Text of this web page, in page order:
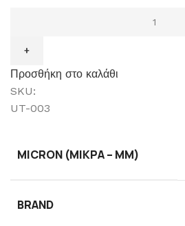
Προσθήκη στο καλάθι
SKU:
UT-003
MICRON (ΜΙΚΡΆ – ΜM)
BRAND